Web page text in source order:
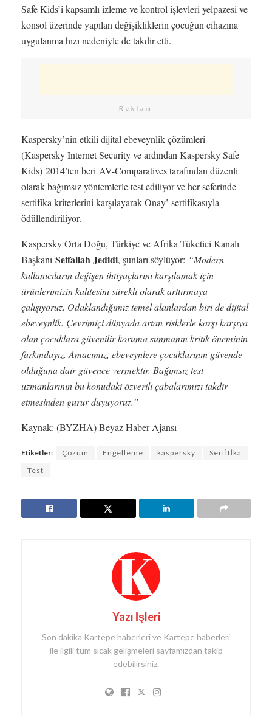
Safe Kids’i kapsamlı izleme ve kontrol işlevleri yelpazesi ve
konsol üzerinde yapılan değişikliklerin çocuğun cihazına
uygulanma hızı nedeniyle de takdir etti.
Reklam
Kaspersky’nin etkili dijital ebeveynlik çözümleri
(Kaspersky Internet Security ve ardından Kaspersky Safe
Kids) 2014’ten beri AV-Comparatives tarafından düzenli
olarak bağımsız yöntemlerle test ediliyor ve her seferinde
sertifika kriterlerini karşılayarak Onay’ sertifikasıyla
ödüllendiriliyor.
Kaspersky Orta Doğu, Türkiye ve Afrika Tüketici Kanalı
Başkanı Seifallah Jedidi, şunları söylüyor: “Modern
kullanıcıların değişen ihtiyaçlarını karşılamak için
ürünlerimizin kalitesini sürekli olarak arttırmaya
çalışıyoruz. Odaklandığımız temel alanlardan biri de dijital
ebeveynlik. Çevrimiçi dünyada artan risklerle karşı karşıya
olan çocuklara güvenilir koruma sunmanın kritik öneminin
farkındayız. Amacımız, ebeveynlere çocuklarının güvende
olduğuna dair güvence vermektir. Bağımsız test
uzmanlarının bu konudaki özverili çabalarımızı takdir
etmesinden gurur duyuyoruz.”
Kaynak: (BYZHA) Beyaz Haber Ajansı
Etiketler: Çözüm Engelleme kaspersky
Serti̇fi̇ka
Test
Yazı İşleri
Son dakika Kartepe haberleri ve Kartepe haberleri
ile ilgili tüm sıcak gelişmeleri sayfamızdan takip
edebilirsiniz.